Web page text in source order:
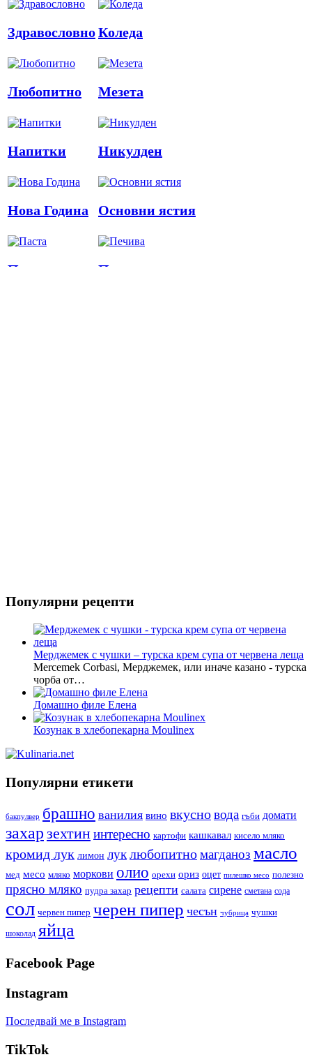
ЗдравословноКоледа
Любопитно Мезета
Напитки Никулден
Нова Година Основни ястия
Паста Печива
Популярни рецепти
Мерджемек с чушки – турска крем супа от червена леща
Mercemek Corbasi, Мерджемек, или иначе казано - турска
чорба от…
Домашно филе Елена
Козунак в хлебопекарна Moulinex
Популярни етикети
бакпулвер брашно ванилия вино вкусновода гъби домати
захар зехтининтересно картофи кашкавал кисело мляко
кромид лук лимон луклюбопитномагданоз масло
мед месо мляко моркови олио орехи ориз оцет пилешко месо полезно
прясно мляко пудра захар рецепти салата сирене сметана сода
сол червен пипер черен пипер чесън чубрица чушки
шоколад яйца
Facebook Page
Instagram
Последвай ме в Instagram
TikTok